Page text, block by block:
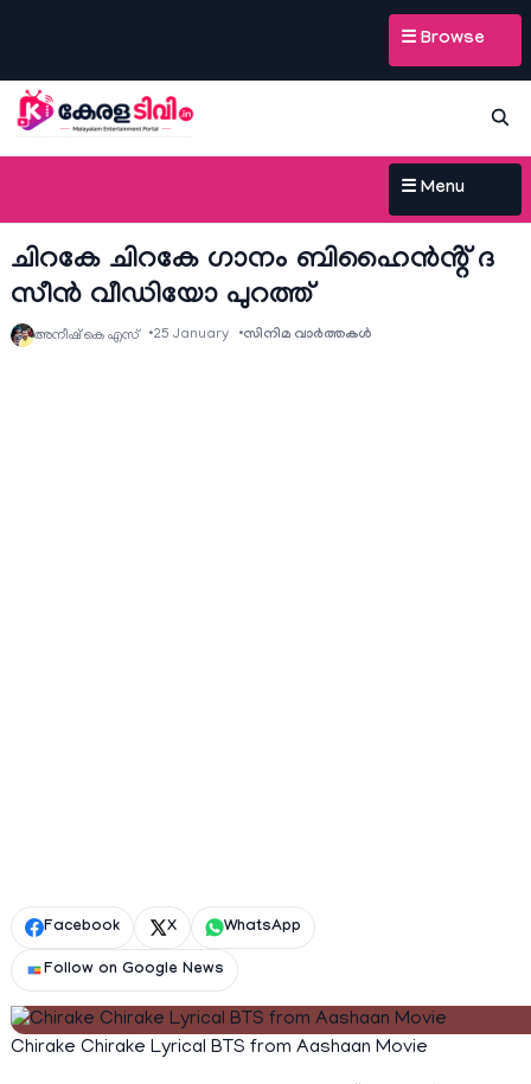
☰ Browse
☰ Menu
ചിറകേ ചിറകേ ഗാനം ബിഹൈൻൻ്റ് ദ
സീൻ വീഡിയോ പുറത്ത്
അനീഷ്‌ കെ എസ് 25 January സിനിമ വാര്‍ത്തകള്‍
Facebook X WhatsApp
Follow on Google News
Chirake Chirake Lyrical BTS from Aashaan Movie